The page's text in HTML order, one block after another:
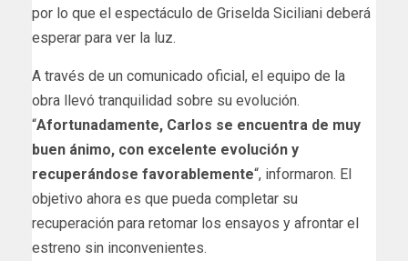
por lo que el espectáculo de Griselda Siciliani deberá
esperar para ver la luz.
A través de un comunicado oficial, el equipo de la
obra llevó tranquilidad sobre su evolución.
“Afortunadamente, Carlos se encuentra de muy
buen ánimo, con excelente evolución y
recuperándose favorablemente“, informaron. El
objetivo ahora es que pueda completar su
recuperación para retomar los ensayos y afrontar el
estreno sin inconvenientes.